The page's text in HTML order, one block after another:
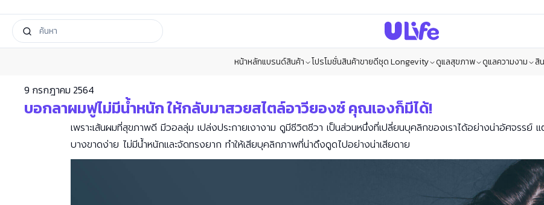
หน้าหลักแบรนด์สินค้า โปรโมชั่นสินค้าขายดีชุด Longevity ดูแลสุขภาพ ดูแลความงาม สิ
9 กรกฎาคม 2564
บอกลาผมฟูไม่มีน้ำหนัก ให้กลับมาสวยสไตล์อาวียองซ์ คุณเองก็มีได้!
เพราะเส้นผมที่สุขภาพดี มีวอลลุ่ม เปล่งประกายเงางาม ดูมีชีวิตชีวา เป็นส่วนหนึ่งที่เปลี่ยนบุคลิกของเราได้อย่างน่าอัศจรรย์
บางขาดง่าย ไม่มีน้ำหนักและจัดทรงยาก ทำให้เสียบุคลิกภาพที่น่าดึงดูดไปอย่างน่าเสียดาย